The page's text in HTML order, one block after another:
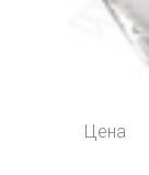
Цена